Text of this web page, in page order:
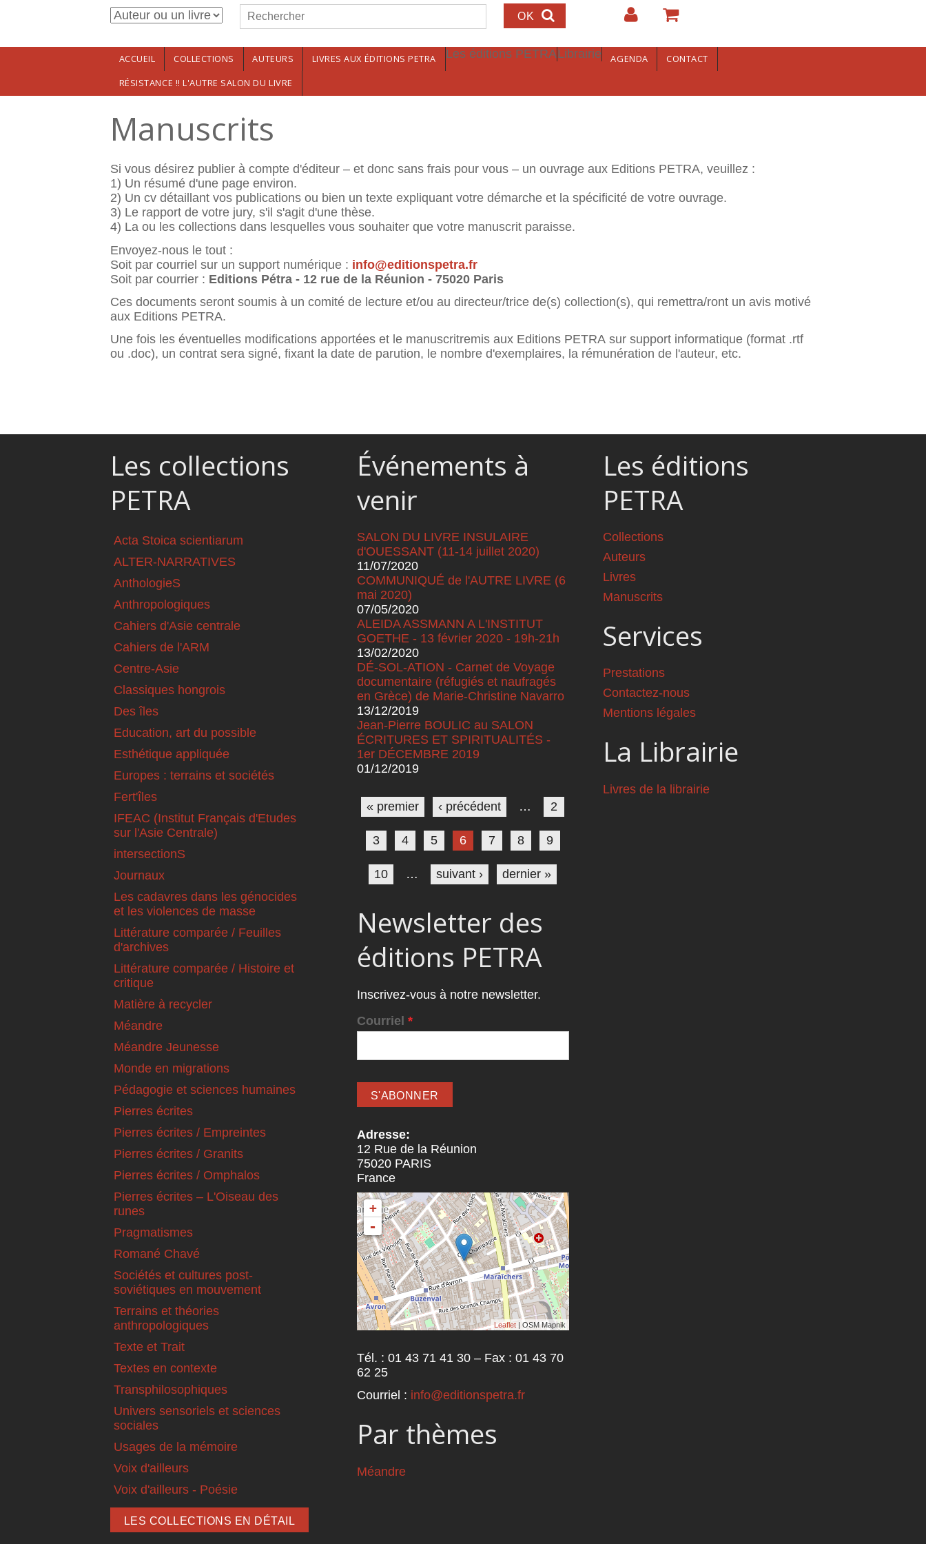
Aller au contenu principalFormulaire de recherche
Rechercher
ACCUEIL COLLECTIONS AUTEURS LIVRES AUX ÉDITIONS PETRA Les éditions PETRALibrairie AGENDA
CONTACT
RÉSISTANCE !! L'AUTRE SALON DU LIVRE
Manuscrits
Si vous désirez publier à compte d'éditeur – et donc sans frais pour vous – un ouvrage aux Editions PETRA, veuillez :
1) Un résumé d'une page environ.
2) Un cv détaillant vos publications ou bien un texte expliquant votre démarche et la spécificité de votre ouvrage.
3) Le rapport de votre jury, s'il s'agit d'une thèse.
4) La ou les collections dans lesquelles vous souhaiter que votre manuscrit paraisse.
Envoyez-nous le tout :
Soit par courriel sur un support numérique : info@editionspetra.fr
Soit par courrier : Editions Pétra - 12 rue de la Réunion - 75020 Paris
Ces documents seront soumis à un comité de lecture et/ou au directeur/trice de(s) collection(s), qui remettra/ront un avis motivé
aux Editions PETRA.
Une fois les éventuelles modifications apportées et le manuscritremis aux Editions PETRA sur support informatique (format .rtf
ou .doc), un contrat sera signé, fixant la date de parution, le nombre d'exemplaires, la rémunération de l'auteur, etc.
Les collections
PETRA
Acta Stoica scientiarum
ALTER-NARRATIVES
AnthologieS
Anthropologiques
Cahiers d'Asie centrale
Cahiers de l'ARM
Centre-Asie
Classiques hongrois
Des îles
Education, art du possible
Esthétique appliquée
Europes : terrains et sociétés
Fert'îles
IFEAC (Institut Français d'Etudes
sur l'Asie Centrale)
intersectionS
Journaux
Les cadavres dans les génocides
et les violences de masse
Littérature comparée / Feuilles
d'archives
Littérature comparée / Histoire et
critique
Matière à recycler
Méandre
Méandre Jeunesse
Monde en migrations
Pédagogie et sciences humaines
Pierres écrites
Pierres écrites / Empreintes
Pierres écrites / Granits
Pierres écrites / Omphalos
Pierres écrites – L'Oiseau des
runes
Pragmatismes
Romané Chavé
Sociétés et cultures post-
soviétiques en mouvement
Terrains et théories
anthropologiques
Texte et Trait
Textes en contexte
Transphilosophiques
Univers sensoriels et sciences
sociales
Usages de la mémoire
Voix d'ailleurs
Voix d'ailleurs - Poésie
LES COLLECTIONS EN DÉTAIL
Événements à
venir
SALON DU LIVRE INSULAIRE
d'OUESSANT (11-14 juillet 2020)
11/07/2020
COMMUNIQUÉ de l'AUTRE LIVRE (6
mai 2020)
07/05/2020
ALEIDA ASSMANN A L'INSTITUT
GOETHE - 13 février 2020 - 19h-21h
13/02/2020
DÉ-SOL-ATION - Carnet de Voyage
documentaire (réfugiés et naufragés
en Grèce) de Marie-Christine Navarro
13/12/2019
Jean-Pierre BOULIC au SALON
ÉCRITURES ET SPIRITUALITÉS -
1er DÉCEMBRE 2019
01/12/2019
Pages
« premier ‹ précédent … 2
3 4 5 6 7 8 9
10 … suivant › dernier »
Newsletter des
éditions PETRA
Inscrivez-vous à notre newsletter.
Courriel *
Adresse:
12 Rue de la Réunion
75020 PARIS
France
+
-
Leaflet | OSM Mapnik
Tél. : 01 43 71 41 30 – Fax : 01 43 70
62 25
Courriel : info@editionspetra.fr
Par thèmes
Méandre
Les éditions
PETRA
Collections
Auteurs
Livres
Manuscrits
Services
Prestations
Contactez-nous
Mentions légales
La Librairie
Livres de la librairie